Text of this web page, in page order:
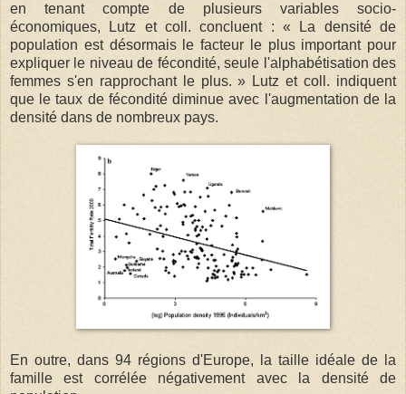
en tenant compte de plusieurs variables socio-
économiques, Lutz et coll. concluent : « La densité de
population est désormais le facteur le plus important pour
expliquer le niveau de fécondité, seule l'alphabétisation des
femmes s'en rapprochant le plus. » Lutz et coll. indiquent
que le taux de fécondité diminue avec l'augmentation de la
densité dans de nombreux pays.
En outre, dans 94 régions d'Europe, la taille idéale de la
famille est corrélée négativement avec la densité de